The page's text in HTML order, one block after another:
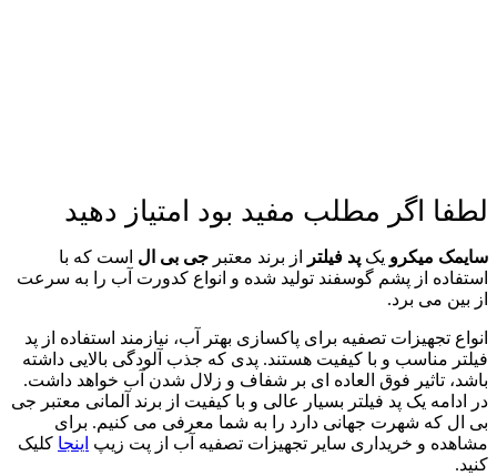
لطفا اگر مطلب مفید بود امتیاز دهید
سایمک میکرو یک پد فیلتر از برند معتبر جی بی ال است که با
استفاده از پشم گوسفند تولید شده و انواع کدورت آب را به سرعت
از بین می برد.
انواع تجهیزات تصفیه برای پاکسازی بهتر آب، نیازمند استفاده از پد
فیلتر مناسب و با کیفیت هستند. پدی که جذب آلودگی بالایی داشته
باشد، تاثیر فوق العاده ای بر شفاف و زلال شدن آب خواهد داشت.
در ادامه یک پد فیلتر بسیار عالی و با کیفیت از برند آلمانی معتبر جی
بی ال که شهرت جهانی دارد را به شما معرفی می کنیم. برای
مشاهده و خریداری سایر تجهیزات تصفیه آب از پت زیپ اینجا کلیک
کنید.